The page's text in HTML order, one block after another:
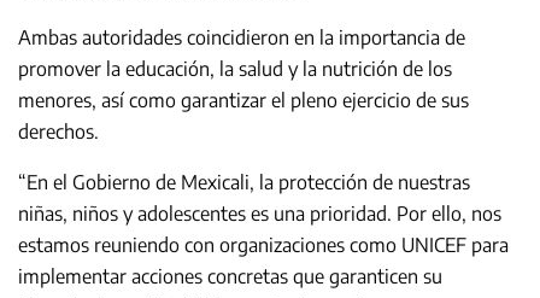
Ambas autoridades coincidieron en la importancia de
promover la educación, la salud y la nutrición de los
menores, así como garantizar el pleno ejercicio de sus
derechos.
“En el Gobierno de Mexicali, la protección de nuestras
niñas, niños y adolescentes es una prioridad. Por ello, nos
estamos reuniendo con organizaciones como UNICEF para
implementar acciones concretas que garanticen su